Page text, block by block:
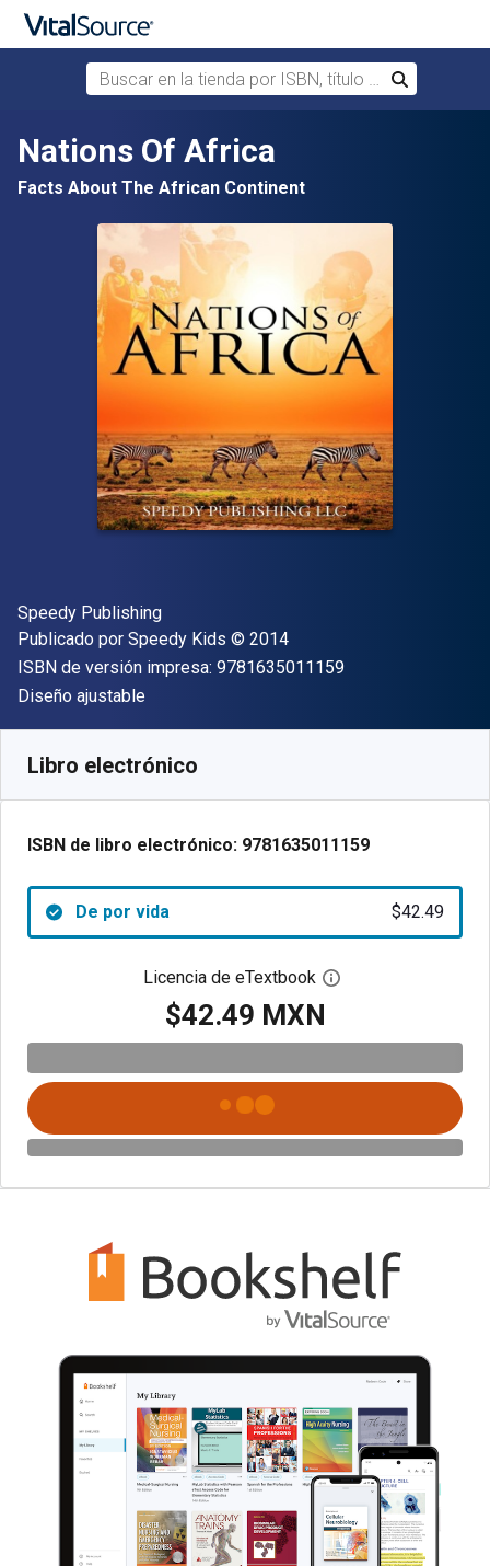
Saltar al contenido principal
Buscar en la tienda por ISBN, título o autor
Buscar
Nations Of Africa
Facts About The African Continent
Autor(es)
Speedy Publishing
Editor
Publicado por Speedy Kids Copyright
© 2014
ISBN de versión impresa: 9781635011159"ISBN-13
Formato
Diseño ajustable
Libro electrónico
ISBN de libro electrónico: 9781635011159
De por vida $42.49
Licencia de eTextbook Abre el cuadro de
$42.49 MXN